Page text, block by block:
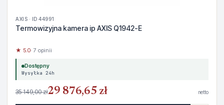
AXIS · ID 44991
Termowizyjna kamera ip AXIS Q1942-E
★ 5.0· 7 opinii
Dostępny
Wysyłka 24h
35 149,00 zł29 876,65 zł netto